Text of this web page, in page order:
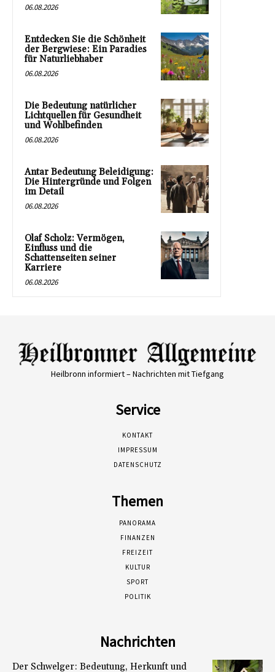
06.08.2026
Entdecken Sie die Schönheit
der Bergwiese: Ein Paradies
für Naturliebhaber
06.08.2026
Die Bedeutung natürlicher
Lichtquellen für Gesundheit
und Wohlbefinden
06.08.2026
Antar Bedeutung Beleidigung:
Die Hintergründe und Folgen
im Detail
06.08.2026
Olaf Scholz: Vermögen,
Einfluss und die
Schattenseiten seiner
Karriere
06.08.2026
Heilbronn informiert – Nachrichten mit Tiefgang
Service
KONTAKT
IMPRESSUM
DATENSCHUTZ
Themen
PANORAMA
FINANZEN
FREIZEIT
KULTUR
SPORT
POLITIK
Nachrichten
Der Schwelger: Bedeutung, Herkunft und